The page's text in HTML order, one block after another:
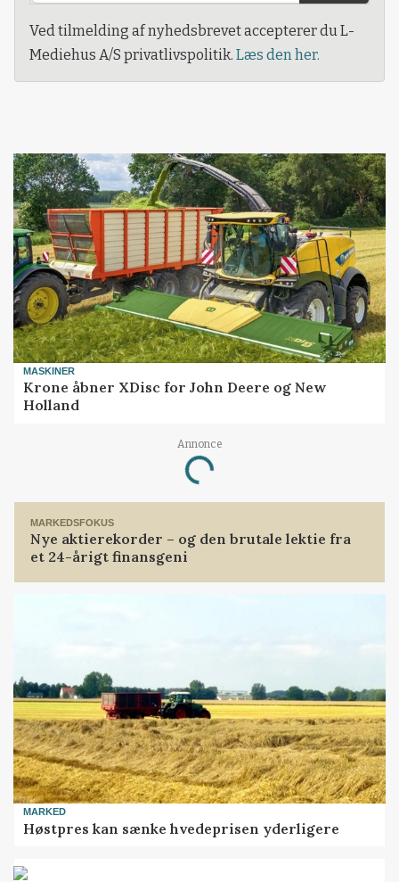
Ved tilmelding af nyhedsbrevet accepterer du L-
Mediehus A/S privatlivspolitik. Læs den her.
MASKINER
Krone åbner XDisc for John Deere og New
Holland
Annonce
Loading...
MARKEDSFOKUS
Nye aktierekorder – og den brutale lektie fra
et 24-årigt finansgeni
MARKED
Høstpres kan sænke hvedeprisen yderligere